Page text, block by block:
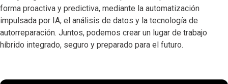
forma proactiva y predictiva, mediante la automatización
impulsada por IA, el análisis de datos y la tecnología de
autorreparación. Juntos, podemos crear un lugar de trabajo
híbrido integrado, seguro y preparado para el futuro.